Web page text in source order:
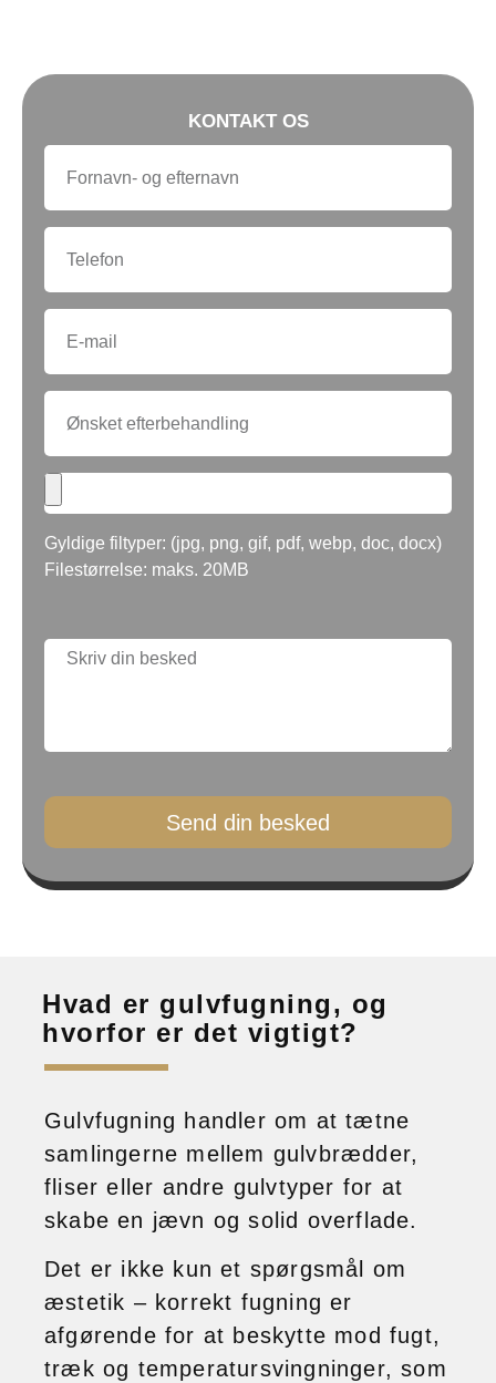
KONTAKT OS
Gyldige filtyper: (jpg, png, gif, pdf, webp, doc, docx)
Filestørrelse: maks. 20MB
Send din besked
Hvad er gulvfugning, og
hvorfor er det vigtigt?
Gulvfugning handler om at tætne
samlingerne mellem gulvbrædder,
fliser eller andre gulvtyper for at
skabe en jævn og solid overflade.
Det er ikke kun et spørgsmål om
æstetik – korrekt fugning er
afgørende for at beskytte mod fugt,
træk og temperatursvingninger, som